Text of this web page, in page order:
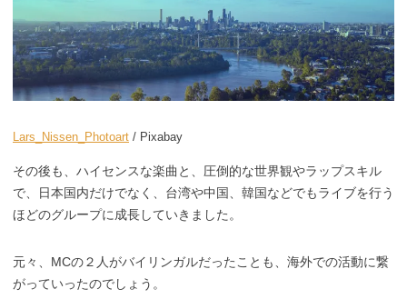
Lars_Nissen_Photoart / Pixabay
その後も、ハイセンスな楽曲と、圧倒的な世界観やラップスキル
で、日本国内だけでなく、台湾や中国、韓国などでもライブを行う
ほどのグループに成長していきました。
元々、MCの２人がバイリンガルだったことも、海外での活動に繋
がっていったのでしょう。